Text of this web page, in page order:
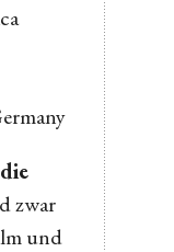
zwar
und